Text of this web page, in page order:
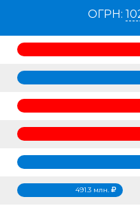
ОГРН:
491.3 млн.